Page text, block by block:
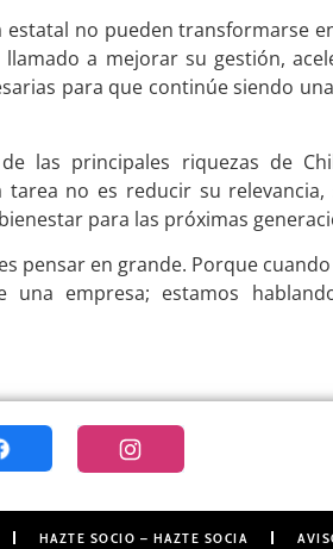
estatal no pueden transformarse
a mejorar su gestión,
para que continúe siendo
las principales riquezas de
no es reducir su
para las próximas
pensar en grande. Porque
una empresa; estamos
HAZTE SOCIO – HAZTE SOCIA